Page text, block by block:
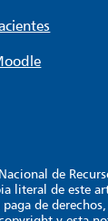
de
literal de este
de